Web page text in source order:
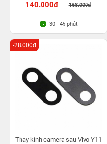
140.000đ 168.000đ
30 - 45 phút
Thay kính camera sau Vivo Y11
-28.000đ